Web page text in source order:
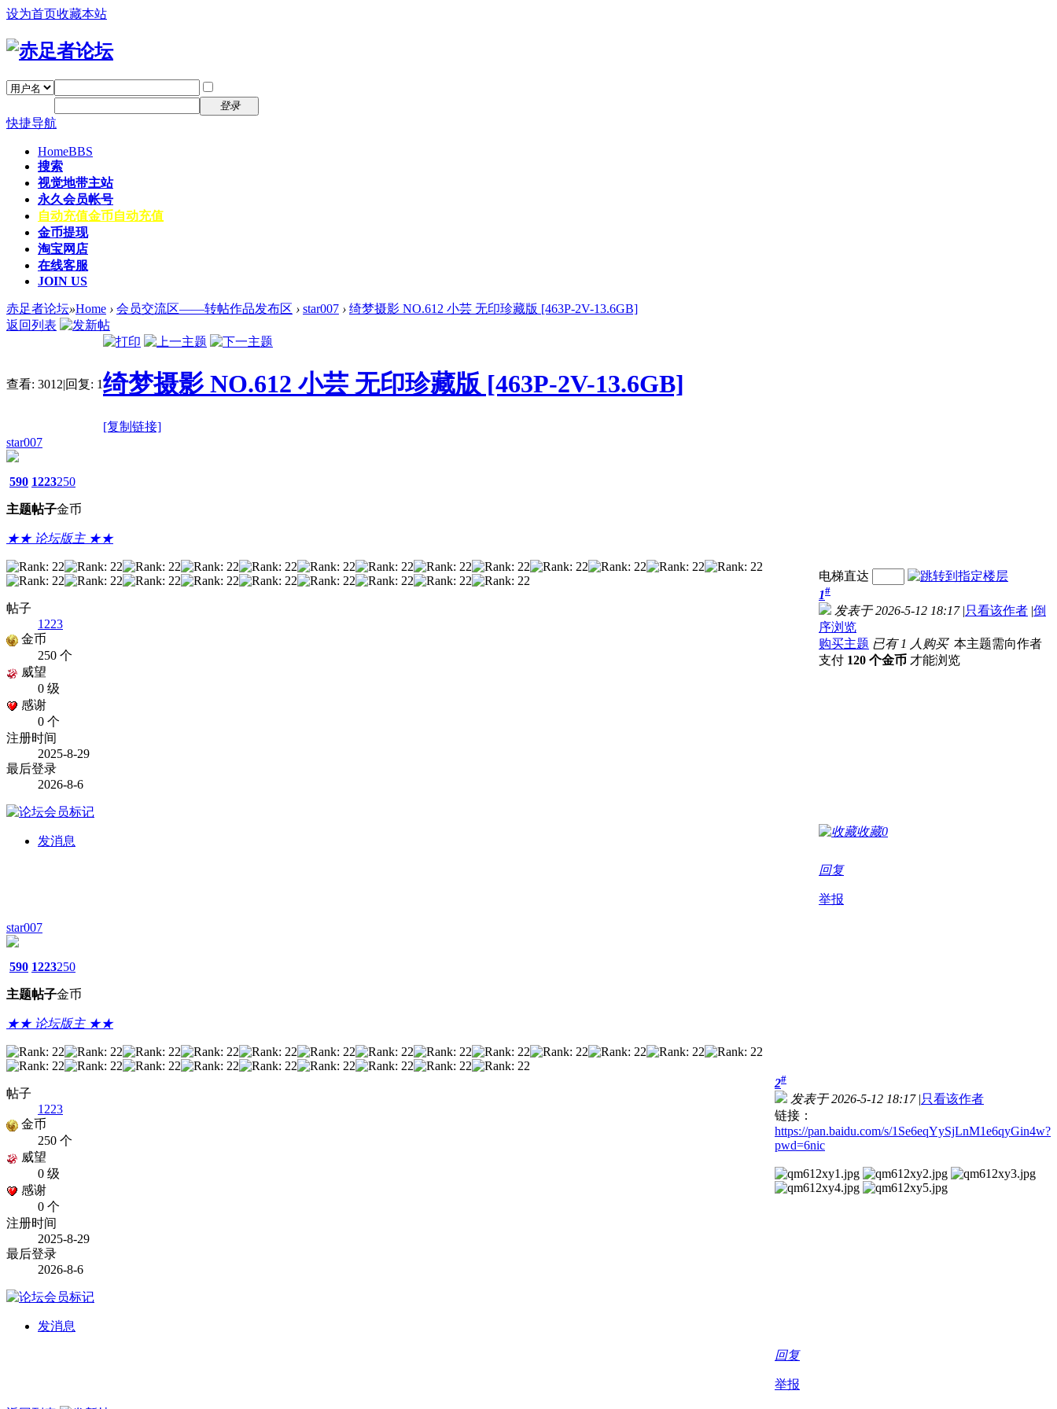
设为首页收藏本站
登录
快捷导航
HomeBBS
搜索
视觉地带主站
永久会员帐号
自动充值金币自动充值
金币提现
淘宝网店
在线客服
JOIN US
赤足者论坛»Home › 会员交流区——转帖作品发布区 › star007 › 绮梦摄影 NO.612 小芸 无印珍藏版 [463P-2V-13.6GB]
返回列表
查看: 3012|回复: 1绮梦摄影 NO.612 小芸 无印珍藏版 [463P-2V-13.6GB]
[复制链接]
star007
590
主题
1223
帖子
250
金币
★★ 论坛版主 ★★
帖子
1223
金币
250 个
威望
0 级
感谢
0 个
注册时间
2025-8-29
最后登录
2026-8-6
发消息
电梯直达
1#
发表于 2026-5-12 18:17 |只看该作者 |倒
序浏览
购买主题 已有 1 人购买 本主题需向作者
支付 120 个金币 才能浏览
收藏0
回复
举报
star007
590
主题
1223
帖子
250
金币
★★ 论坛版主 ★★
帖子
1223
金币
250 个
威望
0 级
感谢
0 个
注册时间
2025-8-29
最后登录
2026-8-6
发消息
2#
发表于 2026-5-12 18:17 |只看该作者
链接：
https://pan.baidu.com/s/1Se6eqYySjLnM1e6qyGin4w?
pwd=6nic
回复
举报